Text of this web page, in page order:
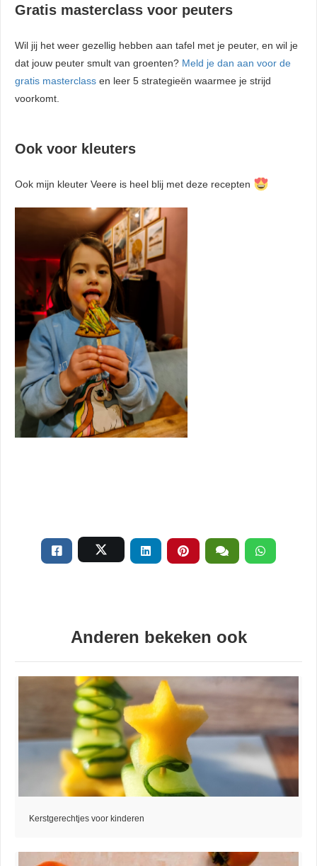
Gratis masterclass voor peuters
Wil jij het weer gezellig hebben aan tafel met je peuter, en wil je
dat jouw peuter smult van groenten? Meld je dan aan voor de
gratis masterclass en leer 5 strategieën waarmee je strijd
voorkomt.
Ook voor kleuters
Ook mijn kleuter Veere is heel blij met deze recepten
Anderen bekeken ook
Kerstgerechtjes voor kinderen